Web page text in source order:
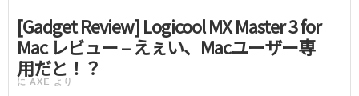
[Gadget Review] Logicool MX Master 3 for
Mac レビュー – えぇい、Macユーザー専
用だと！？
に AXE より